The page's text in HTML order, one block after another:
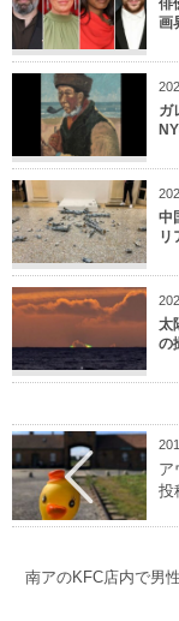
俳
画
ガ
中
リ
太
の
ア
投
南アのKFC店内で男